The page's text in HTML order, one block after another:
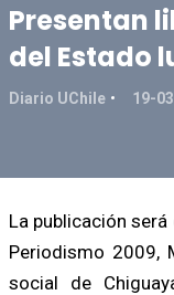
Presentan
del Estado
Diario UChile 19-
La publicación
Periodismo 2009,
social de